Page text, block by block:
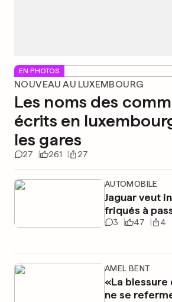
EN PHOTOS
NOUVEAU AU LUXEMBOURG
Les noms des
écrits en
les gares
27 261 27
AUTOMOBILE
Jaguar veut
friqués à
3 47 4
AMEL BENT
«La blessure
ne se